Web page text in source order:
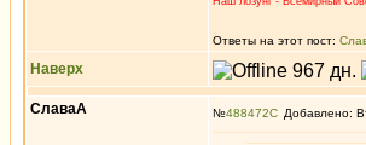
Ответы на этот пост:
Наверх
СлаваА №488472 Добавлено: